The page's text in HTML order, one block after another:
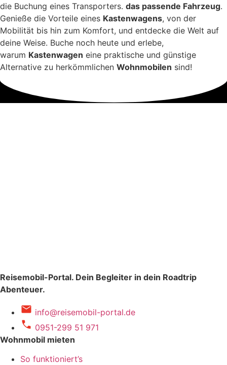
die Buchung eines Transporters. das passende Fahrzeug.
Genieße die Vorteile eines Kastenwagens, von der
Mobilität bis hin zum Komfort, und entdecke die Welt auf
deine Weise. Buche noch heute und erlebe,
warum Kastenwagen eine praktische und günstige
Alternative zu herkömmlichen Wohnmobilen sind!
Reisemobil-Portal. Dein Begleiter in dein Roadtrip
Abenteuer.
info@reisemobil-portal.de
0951-299 51 971
Wohnmobil mieten
So funktioniert’s